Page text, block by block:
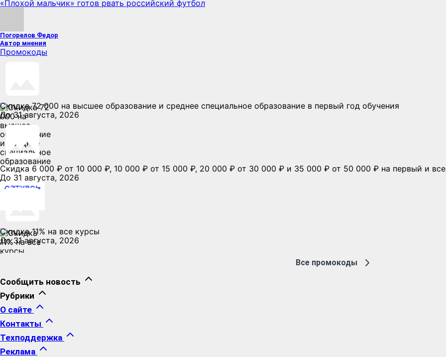
«Плохой мальчик» готов рвать российский футбол
Погорелов Федор
Автор мнения
Промокоды
Скидка 72 000 на высшее образование и среднее специальное образование в первый год обучения
До 31 августа, 2026
Скидка 6 000 ₽ от 10 000 ₽, 10 000 ₽ от 15 000 ₽, 20 000 ₽ от 30 000 ₽ и 35 000 ₽ от 50 000 ₽ на первый и
До 31 августа, 2026
Скидка 11% на все курсы
До 31 августа, 2026
Все промокоды
Сообщить новость
Рубрики
О сайте
Контакты
Техподдержка
Реклама